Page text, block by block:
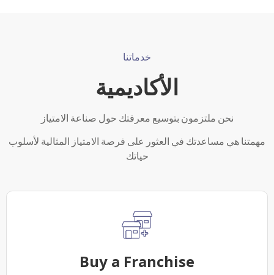
خدماتنا
الأكاديمية
نحن ملتزمون بتوسيع معرفتك حول صناعة الامتياز
مهمتنا هي مساعدتك في العثور على فرصة الامتياز المثالية لأسلوب
حياتك
Buy a Franchise